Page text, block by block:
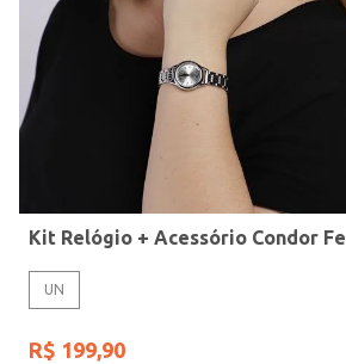
UN
R$ 199,90